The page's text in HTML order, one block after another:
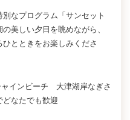
なプログラム「サンセット
美しい夕日を眺めながら、
とときをお楽しみくださ
ャインビーチ 大津湖岸なぎさ
どなたでも歓迎